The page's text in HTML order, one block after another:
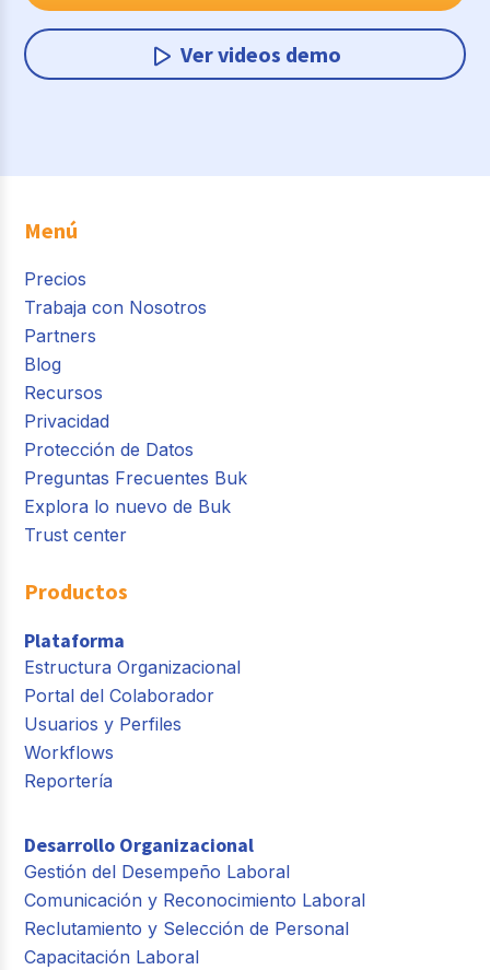
Ver videos demo
Menú
Precios
Trabaja con Nosotros
Partners
Blog
Recursos
Privacidad
Protección de Datos
Preguntas Frecuentes Buk
Explora lo nuevo de Buk
Trust center
Productos
Plataforma
Estructura Organizacional
Portal del Colaborador
Usuarios y Perfiles
Workflows
Reportería
Desarrollo Organizacional
Gestión del Desempeño Laboral
Comunicación y Reconocimiento Laboral
Reclutamiento y Selección de Personal
Capacitación Laboral